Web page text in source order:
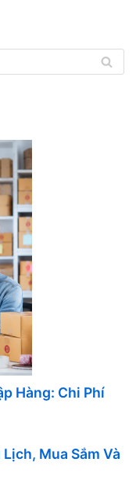
Hàng: Chi Phí
Mua Sắm Và